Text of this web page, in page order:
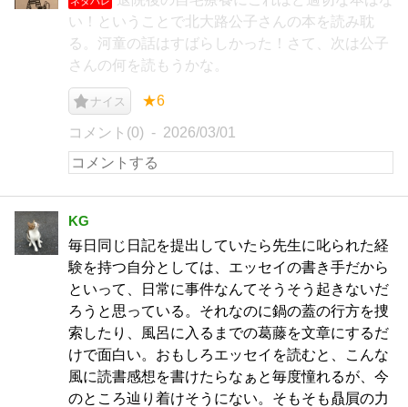
い！ということで北大路公子さんの本を読み耽
る。河童の話はすばらしかった！さて、次は公子
さんの何を読もうかな。
ナイス ★6
コメント(0) 2026/03/01
KG
毎日同じ日記を提出していたら先生に叱られた経
験を持つ自分としては、エッセイの書き手だから
といって、日常に事件なんてそうそう起きないだ
ろうと思っている。それなのに鍋の蓋の行方を捜
索したり、風呂に入るまでの葛藤を文章にするだ
けで面白い。おもしろエッセイを読むと、こんな
風に読書感想を書けたらなぁと毎度憧れるが、今
のところ辿り着けそうにない。そもそも贔屓の力